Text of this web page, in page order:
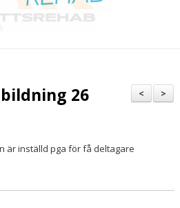
>
<
26
är inställd pga för få deltagare